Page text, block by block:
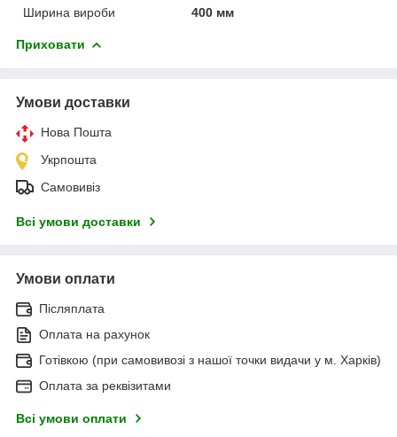
Ширина вироби
400 мм
Приховати
Умови доставки
Нова Пошта
Укрпошта
Самовивіз
Всі умови доставки
Умови оплати
Післяплата
Оплата на рахунок
Готівкою (при самовивозі з нашої точки видачи у м. Харків)
Оплата за реквізитами
Всі умови оплати